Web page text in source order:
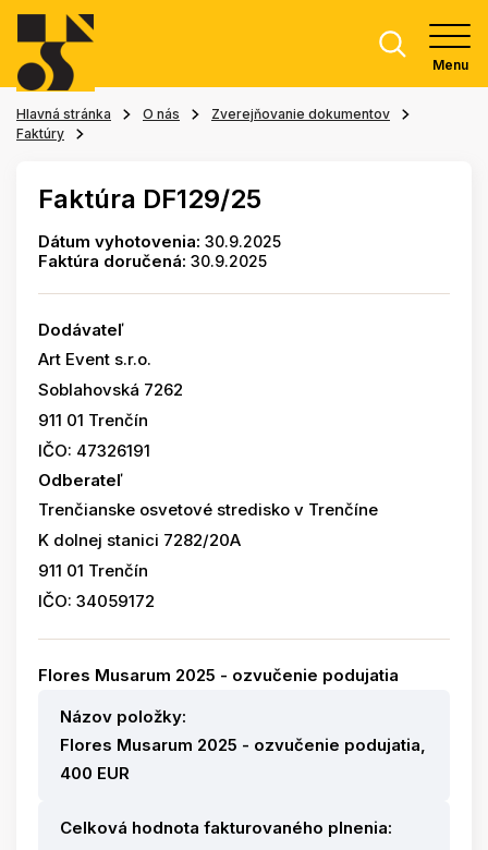
Menu
Hlavná stránka O nás
Zverejňovanie dokumentov
Faktúry
Faktúra DF129/25
Dátum vyhotovenia: 30.9.2025
Faktúra doručená: 30.9.2025
Dodávateľ
Art Event s.r.o.
Soblahovská 7262
911 01 Trenčín
IČO: 47326191
Odberateľ
Trenčianske osvetové stredisko v Trenčíne
K dolnej stanici 7282/20A
911 01 Trenčín
IČO: 34059172
Flores Musarum 2025 - ozvučenie podujatia
Názov položky:
Flores Musarum 2025 - ozvučenie podujatia,
400 EUR
Celková hodnota fakturovaného plnenia: